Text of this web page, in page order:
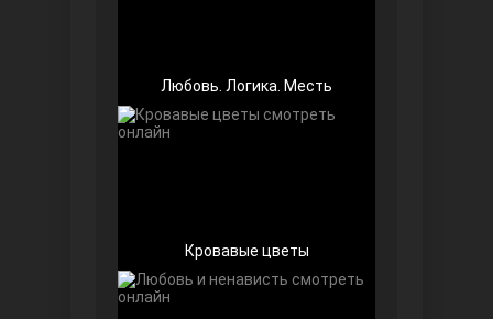
Далекий город
Любовь. Логика. Месть
Кровавые цветы